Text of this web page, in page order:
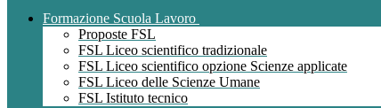
Formazione Scuola Lavoro
Proposte FSL
FSL Liceo scientifico tradizionale
FSL Liceo scientifico opzione Scienze applicate
FSL Liceo delle Scienze Umane
FSL Istituto tecnico